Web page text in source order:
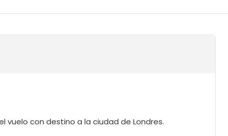
vuelo con destino a la ciudad de Londres.